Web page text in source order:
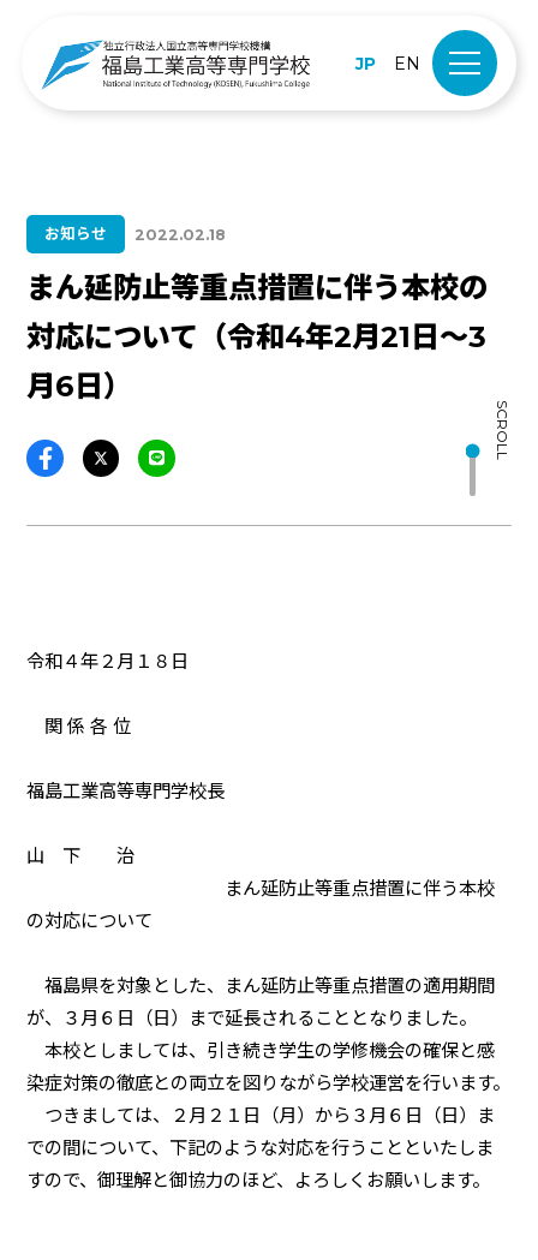
JP EN
お知らせ 2022.02.18
まん延防止等重点措置に伴う本校の
対応について（令和4年2月21日～3
月6日）
SCROLL
令和４年２月１８日
関 係 各 位
福島工業高等専門学校長
山 下 治
まん延防止等重点措置に伴う本校
の対応について
福島県を対象とした、まん延防止等重点措置の適用期間
が、３月６日（日）まで延長されることとなりました。
本校としましては、引き続き学生の学修機会の確保と感
染症対策の徹底との両立を図りながら学校運営を行います。
つきましては、２月２１日（月）から３月６日（日）ま
での間について、下記のような対応を行うことといたしま
すので、御理解と御協力のほど、よろしくお願いします。